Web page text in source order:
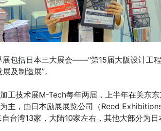
括日本三大展会――“第15届大阪设计工程
及制造展”。
技术展M-Tech每年两届，上半年在关东东
主，由日本励展展览公司（Reed
台湾13家，大陆10家左右，其他大部分为日